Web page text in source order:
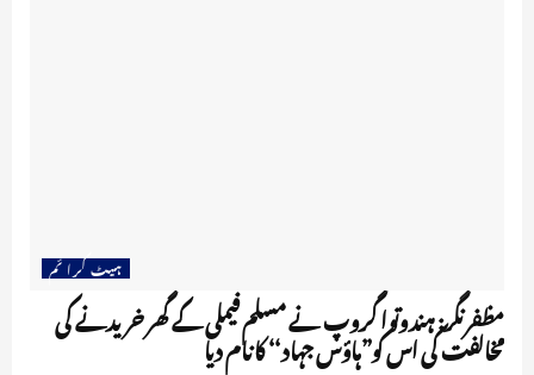
ہیٹ کرا ئم
مظفر نگر: ہندوتوا گروپ نے مسلم فیملی کے گھر خریدنے کی
مخالفت کی اس کو”ہاؤس جہاد‘‘ کا نام دیا